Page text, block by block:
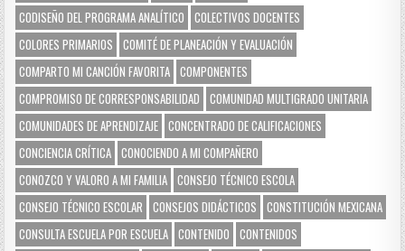
CODISEÑO DEL PROGRAMA ANALÍTICO
COLECTIVOS DOCENTES
COLORES PRIMARIOS
COMITÉ DE PLANEACIÓN Y EVALUACIÓN
COMPARTO MI CANCIÓN FAVORITA COMPONENTES
COMPROMISO DE CORRESPONSABILIDAD
COMUNIDAD MULTIGRADO UNITARIA
COMUNIDADES DE APRENDIZAJE CONCENTRADO DE CALIFICACIONES
CONCIENCIA CRÍTICA CONOCIENDO A MI COMPAÑERO
CONOZCO Y VALORO A MI FAMILIA CONSEJO TÉCNICO ESCOLA
CONSEJO TÉCNICO ESCOLAR
CONSEJOS DIDÁCTICOS
CONSTITUCIÓN MEXICANA
CONSULTA ESCUELA POR ESCUELA CONTENIDO
CONTENIDOS